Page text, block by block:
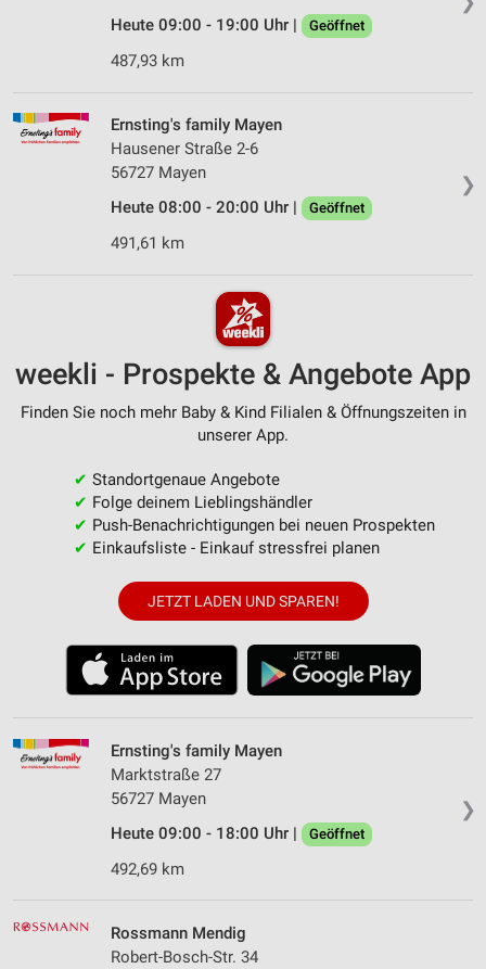
Heute 09:00 - 19:00 Uhr |
Geöffnet
487,93 km
❯
Ernsting's family Mayen
Hausener Straße 2-6
56727 Mayen
Heute 08:00 - 20:00 Uhr |
Geöffnet
491,61 km
weekli - Prospekte & Angebote App
Finden Sie noch mehr Baby & Kind Filialen & Öffnungszeiten in
unserer App.
✔ Standortgenaue Angebote
✔ Folge deinem Lieblingshändler
✔ Push-Benachrichtigungen bei neuen Prospekten
✔ Einkaufsliste - Einkauf stressfrei planen
JETZT LADEN UND SPAREN!
❯
Ernsting's family Mayen
Marktstraße 27
56727 Mayen
Heute 09:00 - 18:00 Uhr |
Geöffnet
492,69 km
Rossmann Mendig
Robert-Bosch-Str. 34